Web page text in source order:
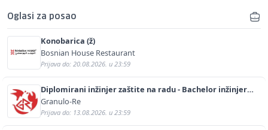
Oglasi za posao
Konobarica (ž)
Bosnian House Restaurant
Prijava do: 20.08.2026. u 23:59
Diplomirani inžinjer zaštite na radu - Bachelor inžinjer
sigurnosti i pomoći (m/ž)
Granulo-Re
Prijava do: 13.08.2026. u 23:59